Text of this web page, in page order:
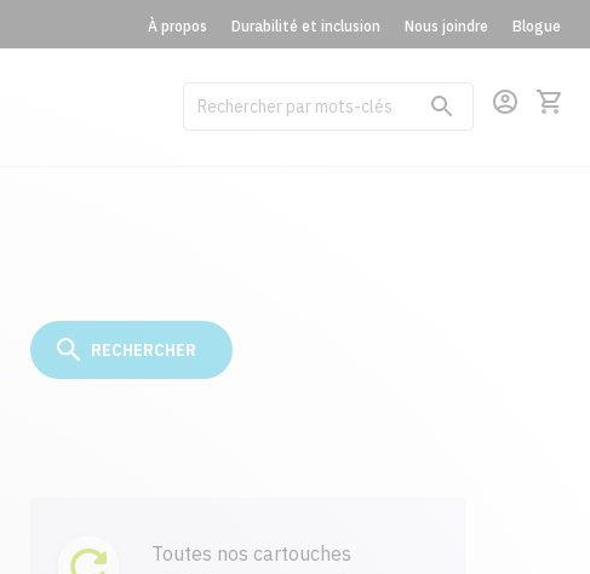
À propos Durabilité et inclusion Nous joindre Blogue
Toutes nos cartouches